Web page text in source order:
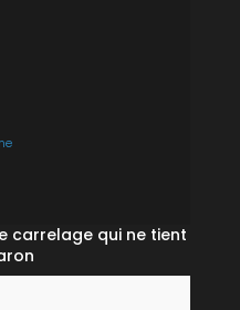
carrelage qui ne tient